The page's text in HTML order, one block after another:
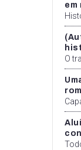
em
O